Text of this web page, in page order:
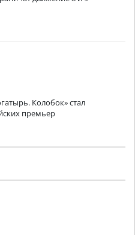
Колобок» стал
премьер